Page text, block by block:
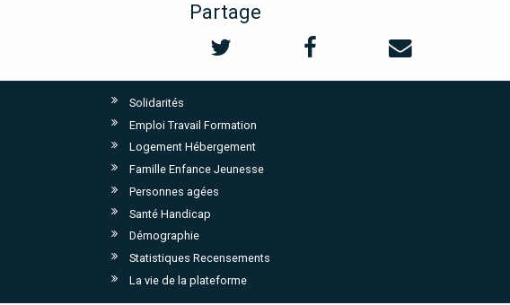
Partage
Solidarités
Emploi Travail Formation
Logement Hébergement
Famille Enfance Jeunesse
Personnes agées
Santé Handicap
Démographie
Statistiques Recensements
La vie de la plateforme